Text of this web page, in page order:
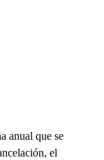
anual que se
el